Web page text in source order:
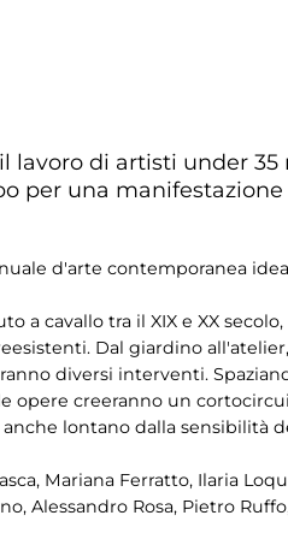
lavoro di artisti under
per una
d'arte contemporanea
cavallo tra il XIX e XX
Dal giardino
diversi interventi.
opere creeranno un
lontano dalla sensibilità
Mariana Ferratto, Ilaria
Alessandro Rosa, Pietro